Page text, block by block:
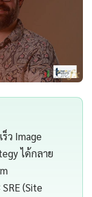
ว Image
ได้กลาย
(Site